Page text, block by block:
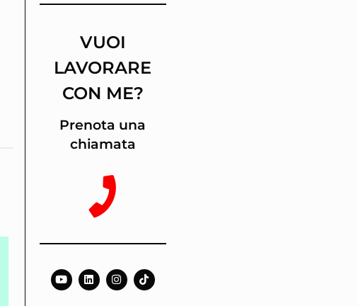
VUOI
LAVORARE
CON ME?
Prenota una
chiamata